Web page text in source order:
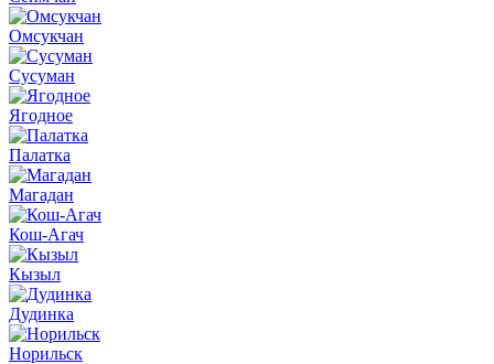
Омсукчан
Сусуман
Ягодное
Палатка
Магадан
Кош-Агач
Кызыл
Дудинка
Норильск